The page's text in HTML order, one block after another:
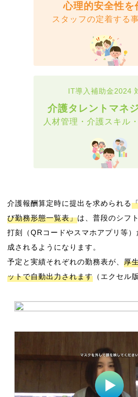
心理的安全性を
スタッフの定着する
IT導入補助金2024
介護タレントマネ
人材管理・介護スキル
介護報酬算定時に提出を求められる
び勤務形態一覧表」は、普段のシフ
打刻（QRコードやスマホアプリ等
成されるようになります。
予定と実績それぞれの勤務表が、 厚
ットで自動出力されます （エクセル